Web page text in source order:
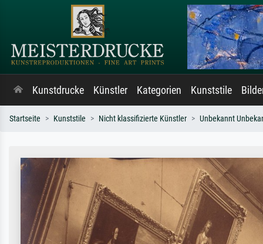
Kunstdrucke Künstler Kategorien Kunststile
Startseite Kunststile Nicht klassifizierte Künstler Unbekannt